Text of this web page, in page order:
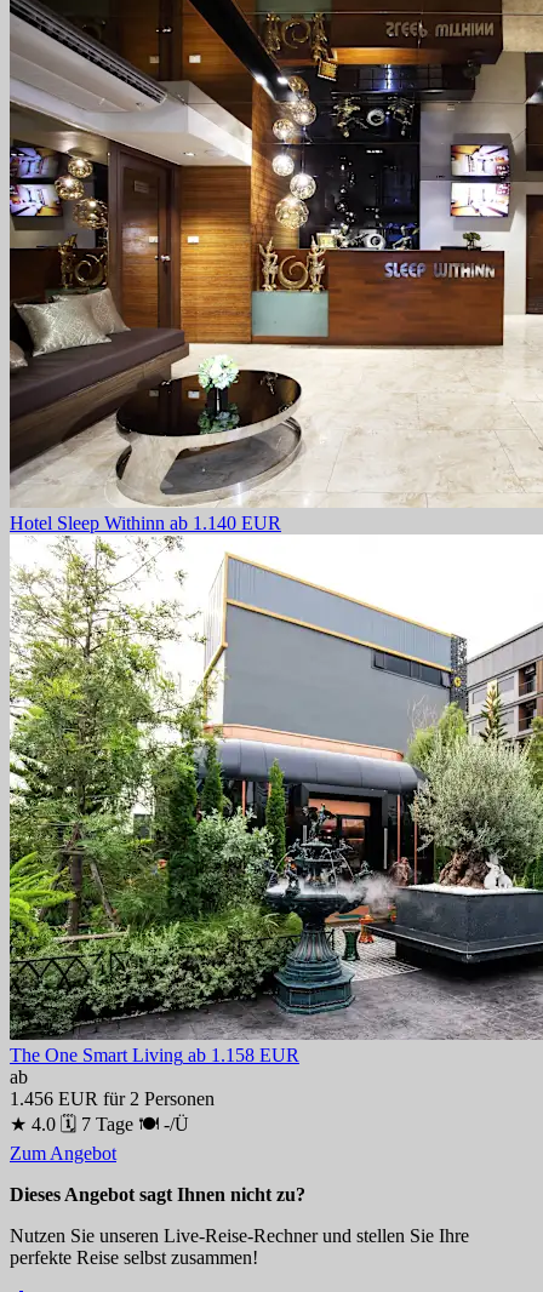
Hotel Sleep Withinn ab 1.140 EUR
The One Smart Living ab 1.158 EUR
ab
1.456 EUR für 2 Personen
★ 4.0 🗓 7 Tage 🍽 -/Ü
Zum Angebot
Dieses Angebot sagt Ihnen nicht zu?
Nutzen Sie unseren Live-Reise-Rechner und stellen Sie Ihre
perfekte Reise selbst zusammen!